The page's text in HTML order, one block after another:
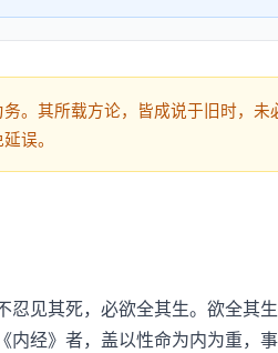
。其所载方论，皆成说于旧时，
误。
见其死，必欲全其生。欲全其
经》者，盖以性命为内为重，